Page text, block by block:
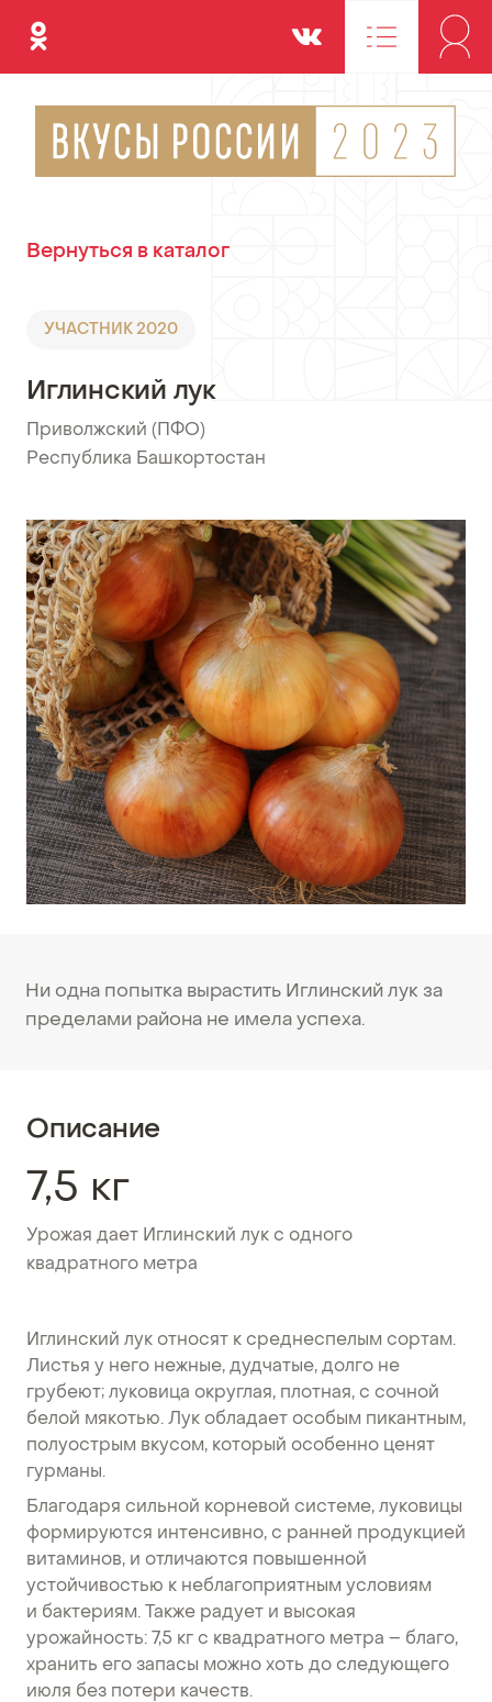
Одноклассники Вконтакте
Вернуться в каталог
УЧАСТНИК 2020
Иглинский лук
Приволжский (ПФО)
•Республика Башкортостан
Ни одна попытка вырастить Иглинский лук за
пределами района не имела успеха.
Описание
7,5 кг
Урожая дает Иглинский лук с одного
квадратного метра
Иглинский лук относят к среднеспелым сортам.
Листья у него нежные, дудчатые, долго не
грубеют; луковица округлая, плотная, с сочной
белой мякотью. Лук обладает особым пикантным,
полуострым вкусом, который особенно ценят
гурманы.
Благодаря сильной корневой системе, луковицы
формируются интенсивно, с ранней продукцией
витаминов, и отличаются повышенной
устойчивостью к неблагоприятным условиям
и бактериям. Также радует и высокая
урожайность: 7,5 кг с квадратного метра – благо,
хранить его запасы можно хоть до следующего
июля без потери качеств.